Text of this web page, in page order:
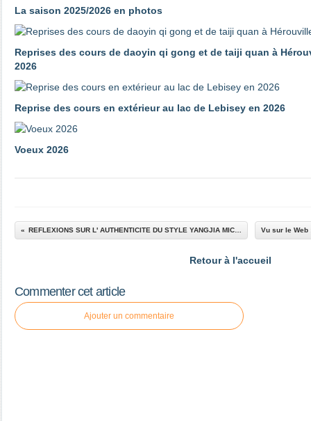
La saison 2025/2026 en photos
Reprises des cours de daoyin qi gong et de taiji quan à
2026
Reprise des cours en extérieur au lac de Lebisey en 2026
Voeux 2026
Retour à l'accueil
Commenter cet article
Ajouter un commentaire